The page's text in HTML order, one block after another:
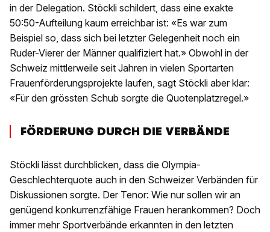
in der Delegation. Stöckli schildert, dass eine exakte
50:50-Aufteilung kaum erreichbar ist: «Es war zum
Beispiel so, dass sich bei letzter Gelegenheit noch ein
Ruder-Vierer der Männer qualifiziert hat.» Obwohl in der
Schweiz mittlerweile seit Jahren in vielen Sportarten
Frauenförderungsprojekte laufen, sagt Stöckli aber klar:
«Für den grössten Schub sorgte die Quotenplatzregel.»
FÖRDERUNG DURCH DIE VERBÄNDE
Stöckli lässt durchblicken, dass die Olympia-
Geschlechterquote auch in den Schweizer Verbänden für
Diskussionen sorgte. Der Tenor: Wie nur sollen wir an
genügend konkurrenzfähige Frauen herankommen? Doch
immer mehr Sportverbände erkannten in den letzten